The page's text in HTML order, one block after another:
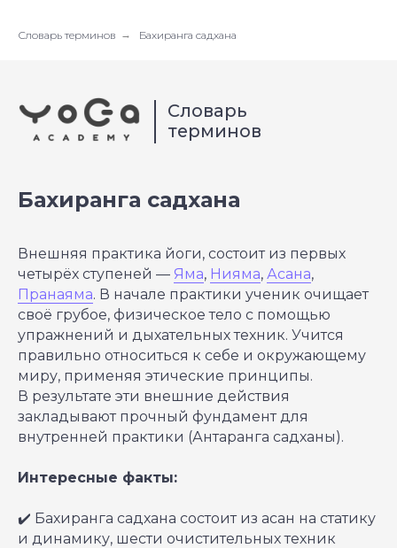
Словарь терминов → Бахиранга садхана
Бахиранга садхана
Внешняя практика йоги, состоит из первых
четырёх ступеней — Яма, Нияма, Асана,
Пранаяма. В начале практики ученик очищает
своё грубое, физическое тело с помощью
упражнений и дыхательных техник. Учится
правильно относиться к себе и окружающему
миру, применяя этические принципы.
В результате эти внешние действия
закладывают прочный фундамент для
внутренней практики (Антаранга садханы).
Интересные факты:
✔️ Бахиранга садхана состоит из асан на статику
и динамику, шести очистительных техник